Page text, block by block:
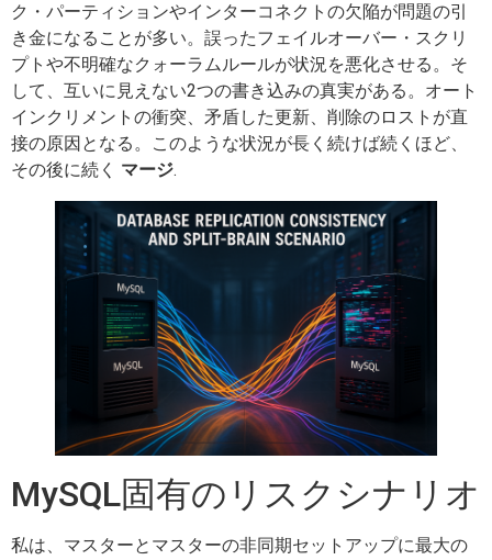
ク・パーティションやインターコネクトの欠陥が問題の引
き金になることが多い。誤ったフェイルオーバー・スクリ
プトや不明確なクォーラムルールが状況を悪化させる。そ
して、互いに見えない2つの書き込みの真実がある。オート
インクリメントの衝突、矛盾した更新、削除のロストが直
接の原因となる。このような状況が長く続けば続くほど、
その後に続く マージ.
MySQL固有のリスクシナリオ
私は、マスターとマスターの非同期セットアップに最大の